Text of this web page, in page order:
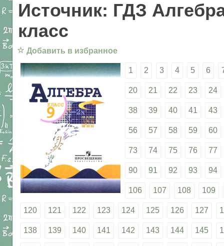
Источник: ГДЗ
класс
☆ Добавить в избранное
1 2 3 4 5 6
20 21 22 23 24
38 39 40 41 43
56 57 58 59 60
73 74 75 76 77
90 91 92 93 94
106 107 108 109
120 121 122 123 124 125 126 127
138 139 140 141 142 143 144 145